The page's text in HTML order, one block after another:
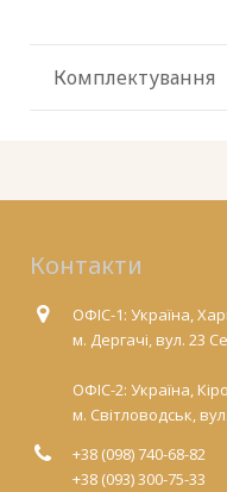
Комплектування
Контакти
ОФІС-1: Україна,
м. Дергачі, вул. 23
ОФІС-2: Україна,
м. Світловодськ,
+38 (098) 740-68-82
+38 (093) 300-75-33